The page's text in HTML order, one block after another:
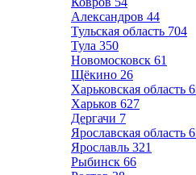
Александров 44
Тульская область 704
Тула 350
Новомосковск 61
Щёкино 26
Харьковская область
Харьков 627
Дергачи 7
Ярославская область
Ярославль 321
Рыбинск 66